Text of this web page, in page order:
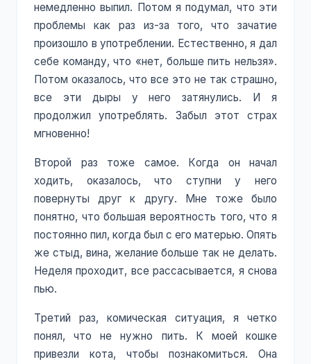
немедленно выпил. Потом я подумал, что эти
проблемы как раз из-за того, что зачатие
произошло в употреблении. Естественно, я дал
себе команду, что «нет, больше пить нельзя».
Потом оказалось, что все это не так страшно,
все эти дыры у него затянулись. И я
продолжил употреблять. Забыл этот страх
мгновенно!
Второй раз тоже самое. Когда он начал
ходить, оказалось, что ступни у него
повернуты друг к другу. Мне тоже было
понятно, что большая вероятность того, что я
постоянно пил, когда был с его матерью. Опять
же стыд, вина, желание больше так не делать.
Неделя проходит, все рассасывается, я снова
пью.
Третий раз, комическая ситуация, я четко
понял, что не нужно пить. К моей кошке
привезли кота, чтобы познакомиться. Она